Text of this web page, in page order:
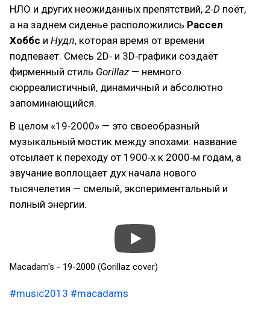
НЛО и других неожиданных препятствий, 2‑D поёт,
а на заднем сиденье расположились Рассел
Хоббс и Нудл, которая время от времени
подпевает. Смесь 2D‑ и 3D‑графики создаёт
фирменный стиль Gorillaz — немного
сюрреалистичный, динамичный и абсолютно
запоминающийся.
В целом «19‑2000» — это своеобразный
музыкальный мостик между эпохами: название
отсылает к переходу от 1900‑х к 2000‑м годам, а
звучание воплощает дух начала нового
тысячелетия — смелый, экспериментальный и
полный энергии.
Macadam's - 19-2000 (Gorillaz cover)
#music2013 #macadams